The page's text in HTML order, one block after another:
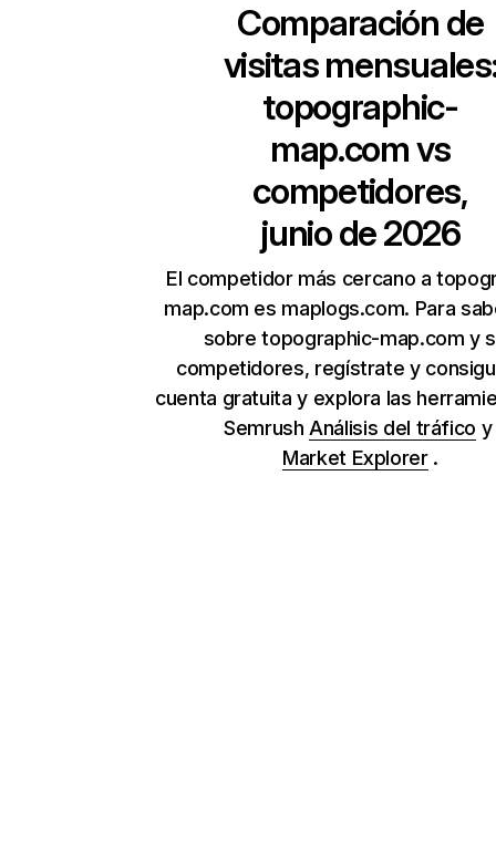
Comparación de
visitas
topographic-
map.comvs
competidores,
junio de 2026
El competidor más cercano a
map.com es maplogs.com. Para
sobre topographic-map.com y
competidores, regístrate y
cuenta gratuita y explora las
Semrush Análisis del tráfico y
Market Explorer.